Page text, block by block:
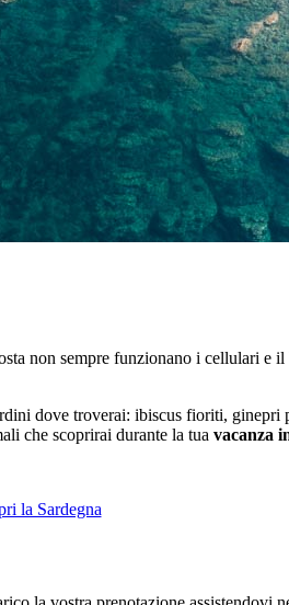
non sempre funzionano i cellulari e
dove troverai: ibiscus fioriti,
che scoprirai durante la tua vacanza
la Sardegna